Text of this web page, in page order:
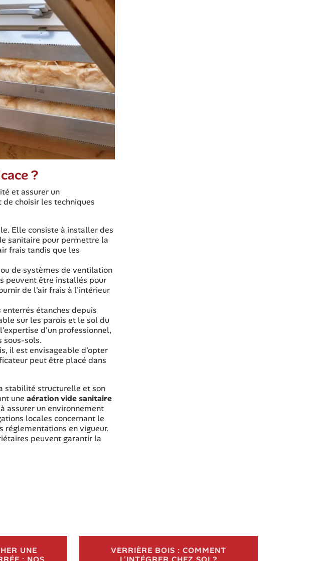
?
et assurer un
choisir les techniques
Elle consiste à installer des
sanitaire pour permettre la
frais tandis que les
de systèmes de ventilation
peuvent être installés pour
de l'air frais à l'intérieur
étanches depuis
sur les parois et le sol du
d'un professionnel,
sous-sols.
il est envisageable d'opter
peut être placé dans
stabilité structurelle et son
une aération vide sanitaire
assurer un environnement
locales concernant le
réglementations en vigueur.
peuvent garantir la
UNE
VERRIÈRE BOIS : COMMENT